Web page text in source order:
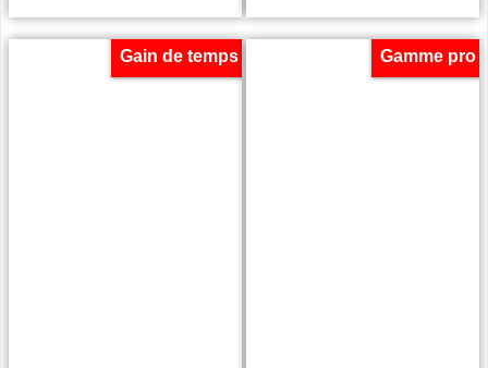
Gain de temps Gamme pro